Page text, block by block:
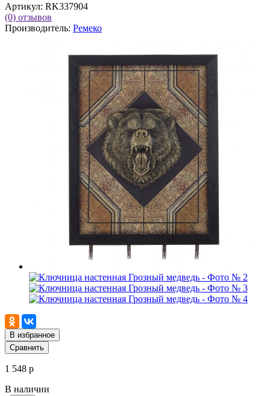
Артикул: RK337904
(0) отзывов
Производитель: Ремеко
В избранное
Сравнить
1 548 р
В наличии